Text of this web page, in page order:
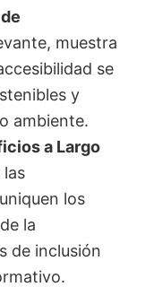
muestra
se
y
ambiente.
a Largo
las
los
la
de inclusión